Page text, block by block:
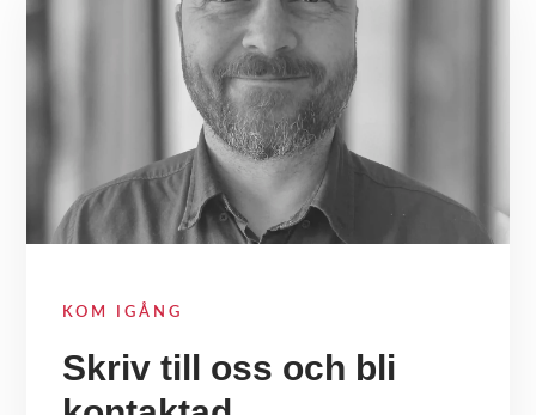
KOM IGÅNG
Skriv till oss och bli